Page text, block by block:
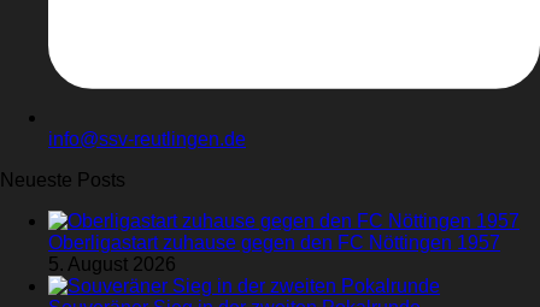
info@ssv-reutlingen.de
Neueste Posts
Oberligastart zuhause gegen den FC Nöttingen 1957
5. August 2026